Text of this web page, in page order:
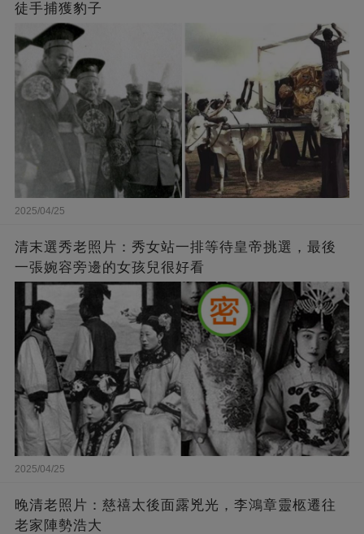
徒手捕獲豹子
2025/04/25
清末選秀老照片：秀女站一排等待皇帝挑選，最後
一張婉容旁邊的女孩兒很好看
2025/04/25
晚清老照片：慈禧太後面露兇光，李鴻章靈柩遷往
老家陣勢浩大